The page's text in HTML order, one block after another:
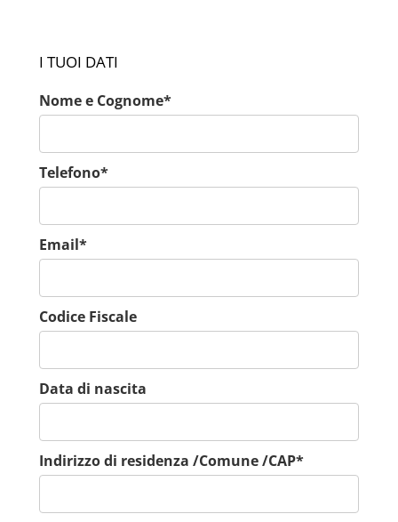
I TUOI DATI
Nome e Cognome*
Telefono*
Email*
Codice Fiscale
Data di nascita
Indirizzo di residenza /Comune /CAP*